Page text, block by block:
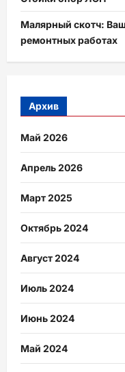
Малярный скотч:
ремонтных работах
Архив
Май 2026
Апрель 2026
Март 2025
Октябрь 2024
Август 2024
Июль 2024
Июнь 2024
Май 2024